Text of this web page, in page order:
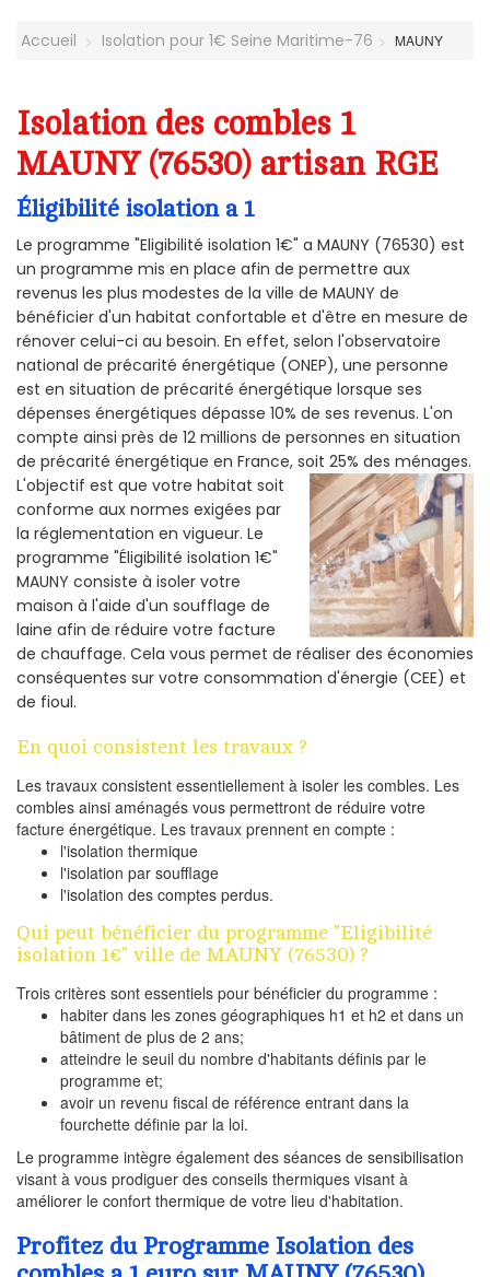
Accueil Isolation pour 1€ Seine Maritime-76 MAUNY
Isolation des combles 1
MAUNY (76530) artisan RGE
Éligibilité isolation a 1
Le programme "Eligibilité isolation 1€" a MAUNY (76530) est
un programme mis en place afin de permettre aux
revenus les plus modestes de la ville de MAUNY de
bénéficier d'un habitat confortable et d'être en mesure de
rénover celui-ci au besoin. En effet, selon l'observatoire
national de précarité énergétique (ONEP), une personne
est en situation de précarité énergétique lorsque ses
dépenses énergétiques dépasse 10% de ses revenus. L'on
compte ainsi près de 12 millions de personnes en situation
de précarité énergétique en France, soit 25% des ménages.
L'objectif est que votre habitat soit
conforme aux normes exigées par
la réglementation en vigueur. Le
programme "Éligibilité isolation 1€"
MAUNY consiste à isoler votre
maison à l'aide d'un soufflage de
laine afin de réduire votre facture
de chauffage. Cela vous permet de réaliser des économies
conséquentes sur votre consommation d'énergie (CEE) et
de fioul.
En quoi consistent les travaux ?
Les travaux consistent essentiellement à isoler les combles. Les
combles ainsi aménagés vous permettront de réduire votre
facture énergétique. Les travaux prennent en compte :
l'isolation thermique
l'isolation par soufflage
l'isolation des comptes perdus.
Qui peut bénéficier du programme "Eligibilité
isolation 1€" ville de MAUNY (76530) ?
Trois critères sont essentiels pour bénéficier du programme :
habiter dans les zones géographiques h1 et h2 et dans un
bâtiment de plus de 2 ans;
atteindre le seuil du nombre d'habitants définis par le
programme et;
avoir un revenu fiscal de référence entrant dans la
fourchette définie par la loi.
Le programme intègre également des séances de sensibilisation
visant à vous prodiguer des conseils thermiques visant à
améliorer le confort thermique de votre lieu d'habitation.
Profitez du Programme Isolation des